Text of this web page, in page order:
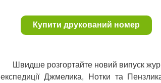
Купити друкований номер
Швидше розгортайте новий випуск
експедиції Джмелика, Нотки та